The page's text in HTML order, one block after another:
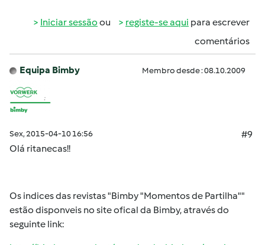
Iniciar sessão ou registe-se aqui para escrever
comentários
Equipa Bimby Membro desde : 08.10.2009
Sex, 2015-04-10 16:56
#9
Olá ritanecas!!
Os indices das revistas "Bimby "Momentos de Partilha""
estão disponveis no site ofical da Bimby, através do
seguinte link: